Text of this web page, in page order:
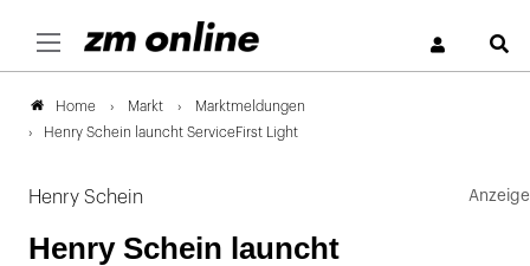
Home Markt
Marktmeldungen
Henry Schein launcht ServiceFirst Light
Henry Schein
Henry Schein launcht